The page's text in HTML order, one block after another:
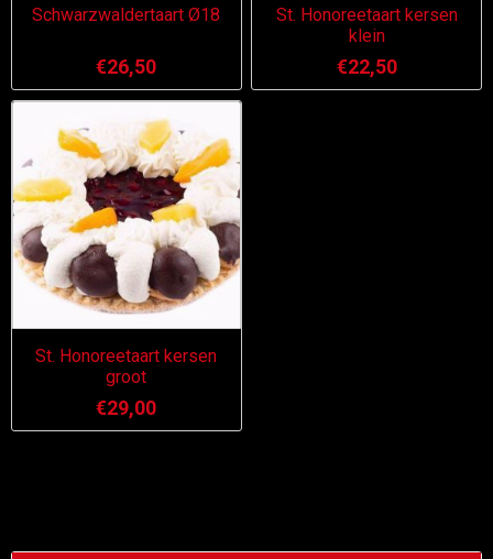
Schwarzwaldertaart Ø18
€26,50
St. Honoreetaart kersen
klein
€22,50
St. Honoreetaart kersen
groot
€29,00